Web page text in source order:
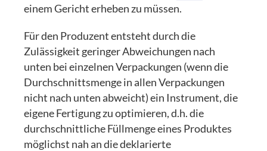
einem Gericht erheben zu müssen.
Für den Produzent entsteht durch die
Zulässigkeit geringer Abweichungen nach
unten bei einzelnen Verpackungen (wenn die
Durchschnittsmenge in allen Verpackungen
nicht nach unten abweicht) ein Instrument, die
eigene Fertigung zu optimieren, d.h. die
durchschnittliche Füllmenge eines Produktes
möglichst nah an die deklarierte